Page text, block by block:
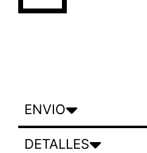
ENVIO
DETALLES